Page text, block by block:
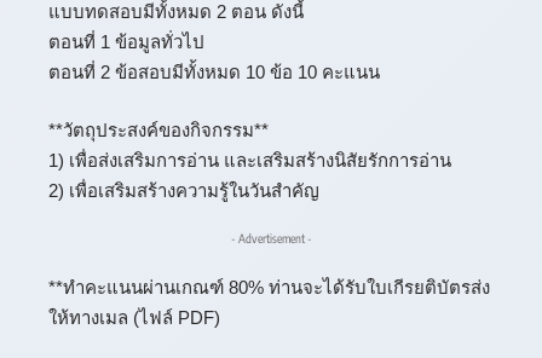
แบบทดสอบมีทั้งหมด 2 ตอน ดังนี้
ตอนที่ 1 ข้อมูลทั่วไป
ตอนที่ 2 ข้อสอบมีทั้งหมด 10 ข้อ 10 คะแนน
**วัตถุประสงค์ของกิจกรรม**
1) เพื่อส่งเสริมการอ่าน และเสริมสร้างนิสัยรักการอ่าน
2) เพื่อเสริมสร้างความรู้ในวันสำคัญ
- Advertisement -
**ทำคะแนนผ่านเกณฑ์ 80% ท่านจะได้รับใบเกีรยติบัตรส่ง
ให้ทางเมล (ไฟล์ PDF)